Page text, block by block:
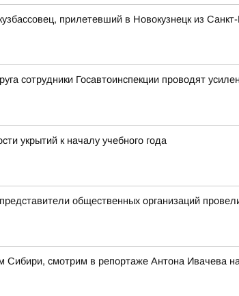
прилетевший в Новокузнецк из Санкт-
сотрудники Госавтоинспекции проводят
укрытий к началу учебного года
общественных организаций
Сибири, смотрим в репортаже Антона Ивачева